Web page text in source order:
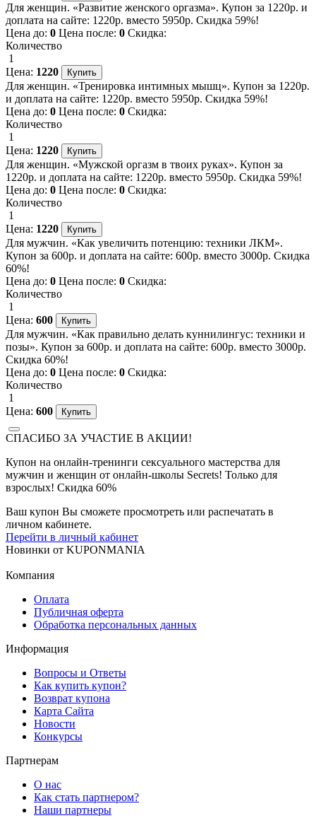
Для женщин. «Развитие женского оргазма». Купон за 1220р. и
доплата на сайте: 1220р. вместо 5950р. Скидка 59%!
Цена до: 0 Цена после: 0 Скидка:
Количество
1
Цена: 1220
Для женщин. «Тренировка интимных мышц». Купон за 1220р.
и доплата на сайте: 1220р. вместо 5950р. Скидка 59%!
Цена до: 0 Цена после: 0 Скидка:
Количество
1
Цена: 1220
Для женщин. «Мужской оргазм в твоих руках». Купон за
1220р. и доплата на сайте: 1220р. вместо 5950р. Скидка 59%!
Цена до: 0 Цена после: 0 Скидка:
Количество
1
Цена: 1220
Для мужчин. «Как увеличить потенцию: техники ЛКМ».
Купон за 600р. и доплата на сайте: 600р. вместо 3000р. Скидка
60%!
Цена до: 0 Цена после: 0 Скидка:
Количество
1
Цена: 600
Для мужчин. «Как правильно делать куннилингус: техники и
позы». Купон за 600р. и доплата на сайте: 600р. вместо 3000р.
Скидка 60%!
Цена до: 0 Цена после: 0 Скидка:
Количество
1
Цена: 600
СПАСИБО ЗА УЧАСТИЕ В АКЦИИ!
Купон на онлайн-тренинги сексуального мастерства для
мужчин и женщин от онлайн-школы Secrets! Только для
взрослых! Скидка 60%
Ваш купон Вы сможете просмотреть или распечатать в
личном кабинете.
Перейти в личный кабинет
Новинки от KUPONMANIA
Компания
Оплата
Публичная оферта
Обработка персональных данных
Информация
Вопросы и Ответы
Как купить купон?
Возврат купона
Карта Сайта
Новости
Конкурсы
Партнерам
О нас
Как стать партнером?
Наши партнеры